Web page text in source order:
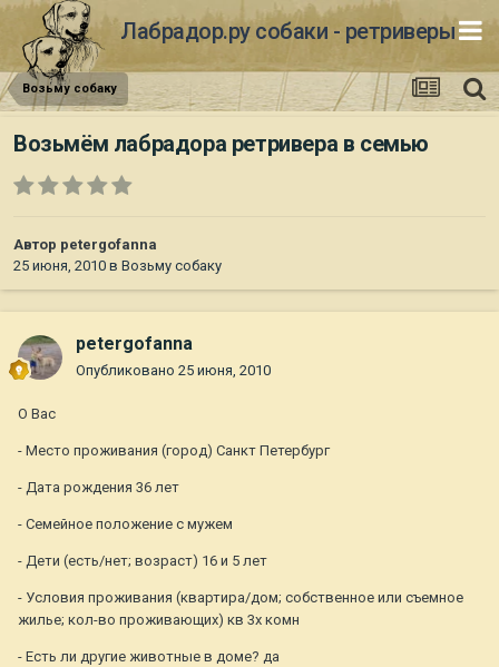
Лабрадор.ру собаки - ретриверы
Возьму собаку
Возьмём лабрадора ретривера в семью
Автор petergofanna
25 июня, 2010 в Возьму собаку
petergofanna
Опубликовано 25 июня, 2010
О Вас
- Место проживания (город) Санкт Петербург
- Дата рождения 36 лет
- Семейное положение с мужем
- Дети (есть/нет; возраст) 16 и 5 лет
- Условия проживания (квартира/дом; собственное или съемное
жилье; кол-во проживающих) кв 3х комн
- Есть ли другие животные в доме? да